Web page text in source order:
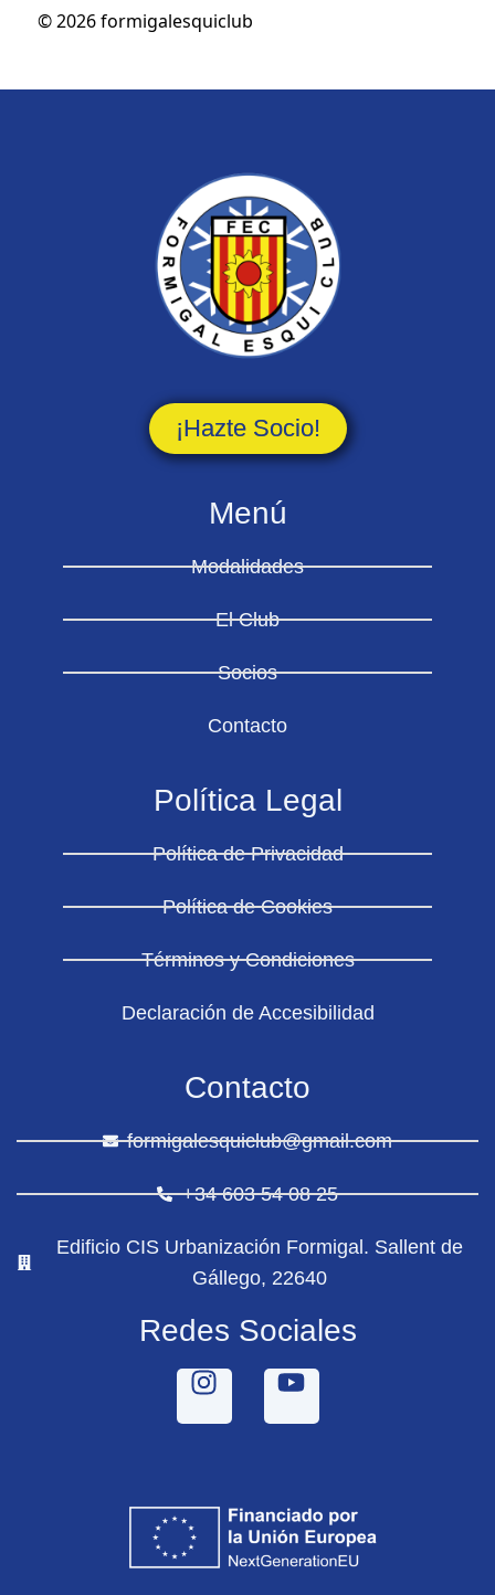
©2026formigalesquiclub
¡Hazte Socio!
Menú
Modalidades
El Club
Socios
Contacto
Política Legal
Política de Privacidad
Política de Cookies
Términos y Condiciones
Declaración de Accesibilidad
Contacto
formigalesquiclub@gmail.com
+34 603 54 08 25
Edificio CIS Urbanización Formigal. Sallent de
Gállego, 22640
Redes Sociales